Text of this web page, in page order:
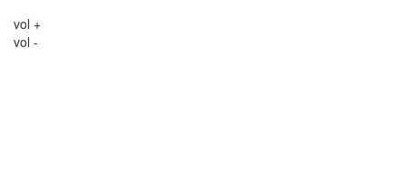
vol +
vol -